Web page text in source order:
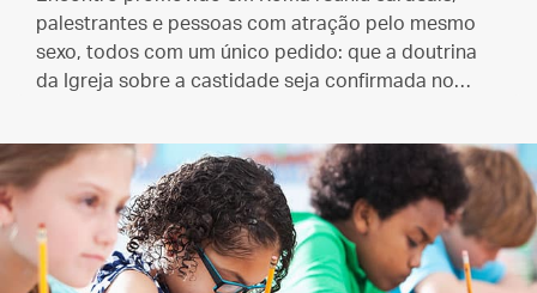
palestrantes e pessoas com atração pelo mesmo
sexo, todos com um único pedido: que a doutrina
da Igreja sobre a castidade seja confirmada no